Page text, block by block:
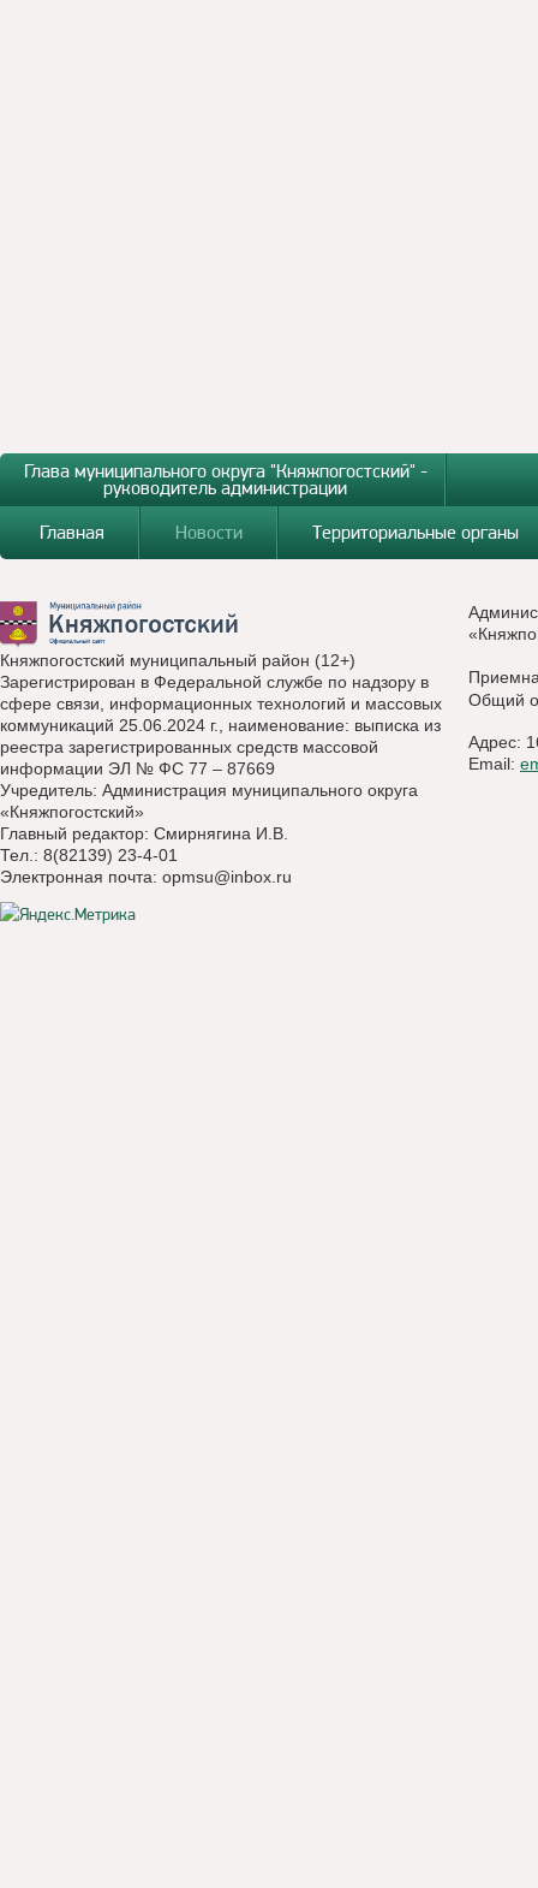
Глава муниципального округа "Княжпогостский" -
руководитель администрации
Главная
Новости Территориальные органы
Княжпогостский муниципальный район (12+)
Зарегистрирован в Федеральной службе по надзору в
сфере связи, информационных технологий и массовых
коммуникаций 25.06.2024 г., наименование: выписка из
реестра зарегистрированных средств массовой
информации ЭЛ № ФС 77 – 87669
Учредитель: Администрация муниципального округа
«Княжпогостский»
Главный редактор: Смирнягина И.В.
Тел.: 8(82139) 23-4-01
Электронная почта: opmsu@inbox.ru
Общий
Адрес:
Email: